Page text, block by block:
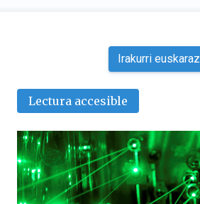
Irakurri euskaraz
Lectura accesible